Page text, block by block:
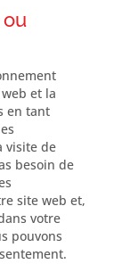
et la
en tant
visite de
besoin de
site web et,
votre
pouvons